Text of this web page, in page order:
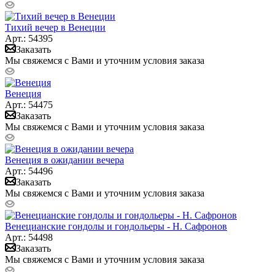
Тихий вечер в Венеции
Арт.: 54395
Заказать
Мы свяжемся с Вами и уточним условия заказа
Венеция
Арт.: 54475
Заказать
Мы свяжемся с Вами и уточним условия заказа
Венеция в ожидании вечера
Арт.: 54496
Заказать
Мы свяжемся с Вами и уточним условия заказа
Венецианские гондолы и гондольеры - Н. Сафронов
Арт.: 54498
Заказать
Мы свяжемся с Вами и уточним условия заказа